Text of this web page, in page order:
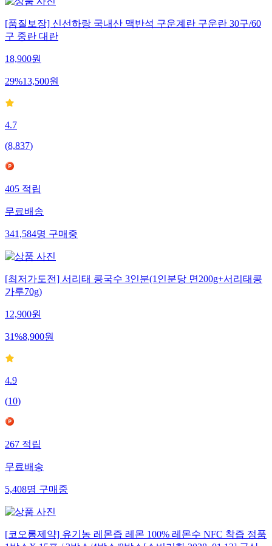
[품질보장] 신선하랑 국내산 맥반석 구운계란 구운란 30구/60
구 중란 대란
18,900원
29%13,500원
4.7
(8,837)
405 적립
무료배송
341,584명 구매중
[최저가도전] 서리태 콩국수 3인분(1인분당 면200g+서리태콩
가루70g)
12,900원
31%8,900원
4.9
(10)
267 적립
무료배송
5,408명 구매중
[코오롱제약] 유기농 레몬즙 레몬 100% 레몬수 NFC 착즙 정품